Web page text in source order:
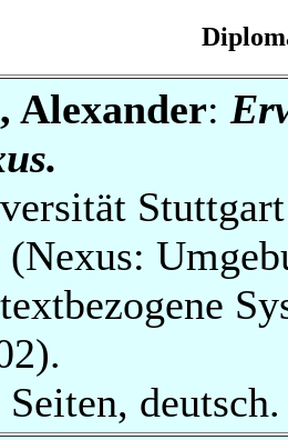
Alexander:
(Nexus:
Seiten, deutsch.